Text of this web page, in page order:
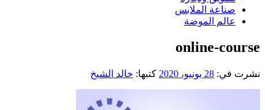
صناعة الملابس
عالم الموضة
online-course
نشرت في: 28 يونيو، 2020 كتبها: خالد الشيخ